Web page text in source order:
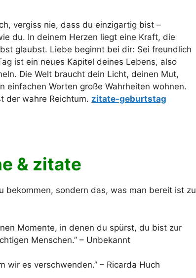
vergiss nie, dass du einzigartig bist –
du. In deinem Herzen liegt eine Kraft, die
glaubst. Liebe beginnt bei dir: Sei freundlich
ist ein neues Kapitel deines Lebens, also
Die Welt braucht dein Licht, deinen Mut,
einfachen Worten große Wahrheiten wohnen.
der wahre Reichtum. zitate-geburtstag
& zitate
bekommen, sondern das, was man bereit ist zu
Momente, in denen du spürst, du bist zur
Menschen.” – Unbekannt
wir es verschwenden.” – Ricarda Huch